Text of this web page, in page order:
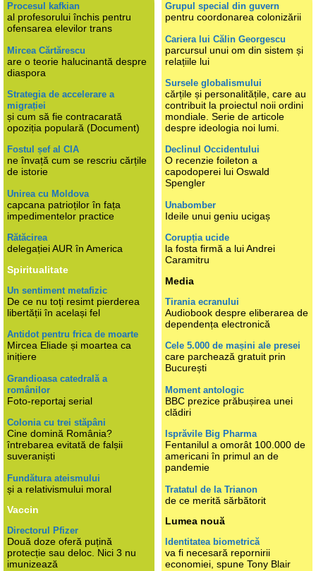
Procesul kafkian
al profesorului închis pentru
ofensarea elevilor trans
Mircea Cărtărescu
are o teorie halucinantă despre
diaspora
Strategia de accelerare a
migrației
și cum să fie contracarată
opoziția populară (Document)
Fostul șef al CIA
ne învață cum se rescriu cărțile
de istorie
Unirea cu Moldova
capcana patrioților în fața
impedimentelor practice
Rătăcirea
delegației AUR în America
Spiritualitate
Un sentiment metafizic
De ce nu toți resimt pierderea
libertății în același fel
Antidot pentru frica de moarte
Mircea Eliade și moartea ca
inițiere
Grandioasa catedrală a
românilor
Foto-reportaj serial
Colonia cu trei stăpâni
Cine domină România?
întrebarea evitată de falșii
suveraniști
Fundătura ateismului
și a relativismului moral
Vaccin
Directorul Pfizer
Două doze oferă puțină
protecție sau deloc. Nici 3 nu
imunizează
Grupul special din guvern
pentru coordonarea colonizării
Cariera lui Călin Georgescu
parcursul unui om din sistem și
relațiile lui
Sursele globalismului
cărțile și personalitățile, care au
contribuit la proiectul noii ordini
mondiale. Serie de articole
despre ideologia noi lumi.
Declinul Occidentului
O recenzie foileton a
capodoperei lui Oswald
Spengler
Unabomber
Ideile unui geniu ucigaș
Corupția ucide
la fosta firmă a lui Andrei
Caramitru
Media
Tirania ecranului
Audiobook despre eliberarea de
dependența electronică
Cele 5.000 de mașini ale presei
care parchează gratuit prin
București
Moment antologic
BBC prezice prăbușirea unei
clădiri
Isprăvile Big Pharma
Fentanilul a omorât 100.000 de
americani în primul an de
pandemie
Tratatul de la Trianon
de ce merită sărbătorit
Lumea nouă
Identitatea biometrică
va fi necesară repornirii
economiei, spune Tony Blair